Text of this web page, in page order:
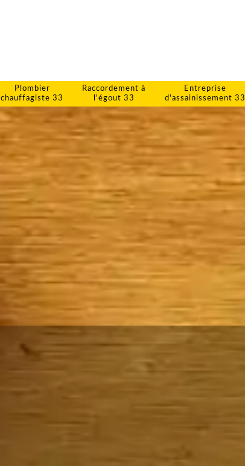
Plombier
chauffagiste 33
Raccordement à
l'égout 33
Entreprise
d'assainissement 33